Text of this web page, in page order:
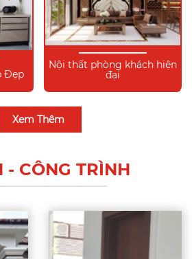
Đẹp
Nội thất phòng khách hiện
đại
Xem Thêm
- CÔNG TRÌNH